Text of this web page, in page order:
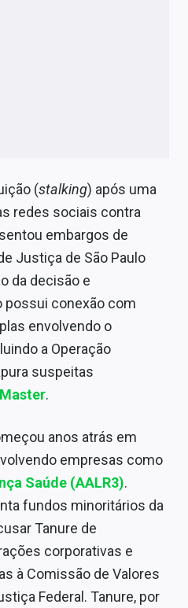
(stalking) após uma
redes sociais contra
embargos de
Justiça de São Paulo
da decisão e
possui conexão com
envolvendo o
a Operação
suspeitas
.
anos atrás em
empresas como
Saúde (AALR3).
fundos minoritários da
Tanure de
corporativas e
à Comissão de Valores
Federal. Tanure, por